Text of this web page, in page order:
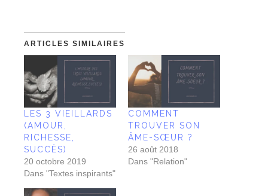
ARTICLES SIMILAIRES
LES 3 VIEILLARDS
(AMOUR,
RICHESSE,
SUCCÈS)
20 octobre 2019
Dans "Textes inspirants"
COMMENT
TROUVER SON
ÂME-SŒUR ?
26 août 2018